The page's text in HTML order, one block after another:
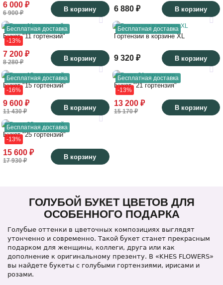
6 000 ₽
6 900 ₽ В корзину 6 880 ₽ В корзину
Бесплатная доставка
-13%
Букет "11 гортензий"
7 200 ₽
8 280 ₽ В корзину
Бесплатная доставка
Гортензии в корзине XL
9 320 ₽ В корзину
Бесплатная доставка
-16%
Букет "15 гортензий"
9 600 ₽
11 430 ₽ В корзину
Бесплатная доставка
-13%
Букет "21 гортензия"
13 200 ₽
15 170 ₽ В корзину
Бесплатная доставка
-13%
Букет "25 гортензий"
15 600 ₽
17 930 ₽ В корзину
ГОЛУБОЙ БУКЕТ ЦВЕТОВ ДЛЯ
ОСОБЕННОГО ПОДАРКА
Голубые оттенки в цветочных композициях выглядят
утонченно и современно. Такой букет станет прекрасным
подарком для женщины, коллеги, друга или как
дополнение к оригинальному презенту. В «KHES FLOWERS»
вы найдете букеты с голубыми гортензиями, ирисами и
розами.